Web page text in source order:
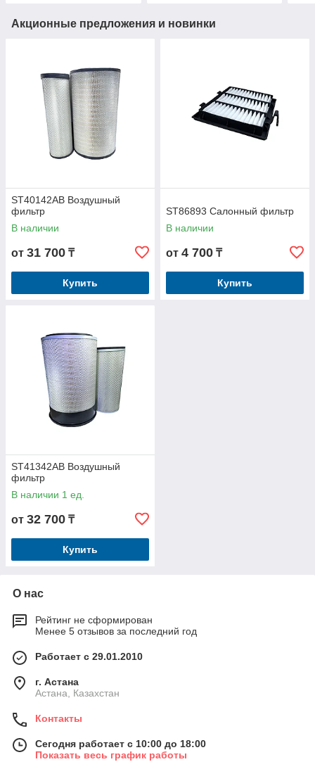
Акционные предложения и новинки
ST40142AB Воздушный
фильтр
В наличии
от 31 700 ₸
Купить
ST86893 Салонный фильтр
В наличии
от 4 700 ₸
Купить
ST41342AB Воздушный
фильтр
В наличии 1 ед.
от 32 700 ₸
Купить
О нас
Рейтинг не сформирован
Менее 5 отзывов за последний год
Работает с 29.01.2010
г. Астана
Астана, Казахстан
Контакты
Сегодня работает с 10:00 до 18:00
Показать весь график работы